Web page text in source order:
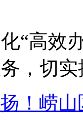
高效办
，切
！崂